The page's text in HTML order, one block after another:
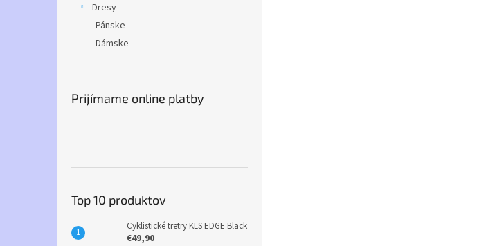
Dresy
Pánske
Dámske
Prijímame online platby
Top 10 produktov
Cyklistické tretry KLS EDGE Black
€49,90